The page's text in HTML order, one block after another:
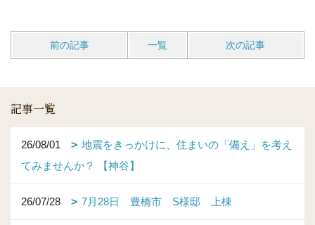
前の記事 一覧 次の記事
記事一覧
26/08/01
地震をきっかけに、住まいの「備え」を考え
てみませんか？ 【神谷】
26/07/28 7月28日 豊橋市 S様邸 上棟